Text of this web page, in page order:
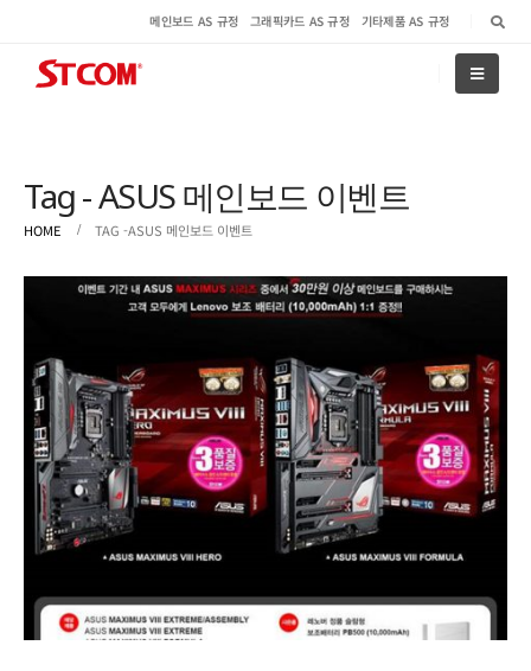
메인보드 AS 규정 그래픽카드 AS 규정 기타제품 AS 규정
Tag - ASUS 메인보드 이벤트
HOME TAG -ASUS 메인보드 이벤트